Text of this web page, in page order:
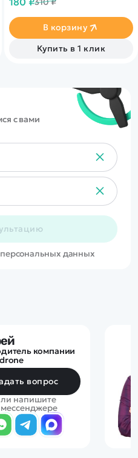
автомоделей MJX масштаба
В корзину
Купить в 1 клик
с вами
персональных данных
компании
вопрос
напишите
мессенджере